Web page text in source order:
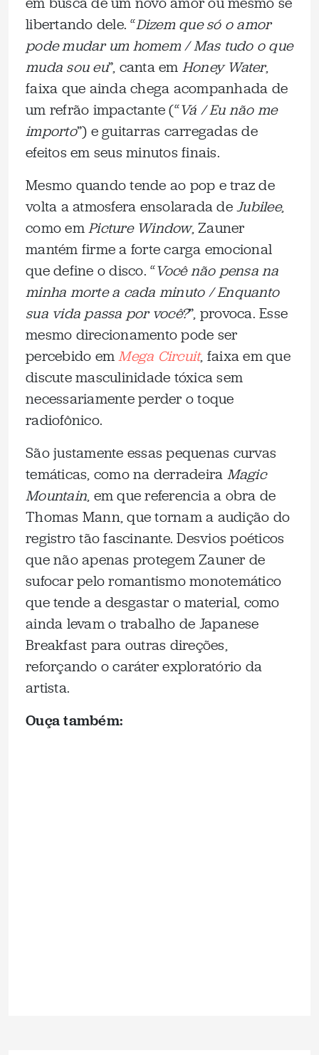
libertando dele. “Dizem que só o amor
pode mudar um homem / Mas tudo o que
muda sou eu”, canta em Honey Water,
faixa que ainda chega acompanhada de
um refrão impactante (“Vá / Eu não me
importo”) e guitarras carregadas de
efeitos em seus minutos finais.
Mesmo quando tende ao pop e traz de
volta a atmosfera ensolarada deJubilee,
como emPicture Window, Zauner
mantém firme a forte carga emocional
que define o disco. “Você não pensa na
minha morte a cada minuto / Enquanto
sua vida passa por você?”, provoca. Esse
mesmo direcionamento pode ser
percebido emMega Circuit, faixa em que
discute masculinidade tóxica sem
necessariamente perder o toque
radiofônico.
São justamente essas pequenas curvas
temáticas, como na derradeira Magic
Mountain, em que referencia a obra de
Thomas Mann, que tornam a audição do
registro tão fascinante. Desvios poéticos
que não apenas protegem Zauner de
sufocar pelo romantismo monotemático
que tende a desgastar o material, como
ainda levam o trabalho de Japanese
Breakfast para outras direções,
reforçando o caráter exploratório da
artista.
Ouça também: